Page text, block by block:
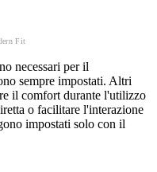
Fit
necessari per il
sempre impostati. Altri
il comfort durante l'utilizzo
o facilitare l'interazione
impostati solo con il